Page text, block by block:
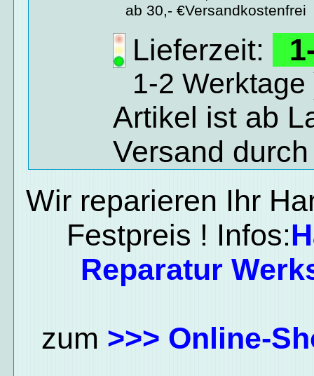
ab 30,- €Versandkostenfrei
Lieferzeit:
1-2 Werktage
Artikel ist ab
Versand
Wir reparieren Ihr
Festpreis ! Infos:
Reparatur
zum >>> Online-